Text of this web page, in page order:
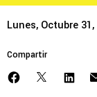
Política de
Lunes, Octubre 31,
Compartir